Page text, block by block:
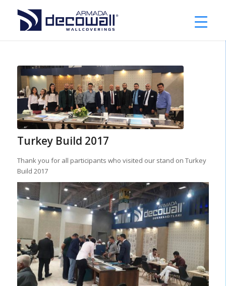
Turkey Build 2017
Thank you for all participants who visited our stand on Turkey
Build 2017